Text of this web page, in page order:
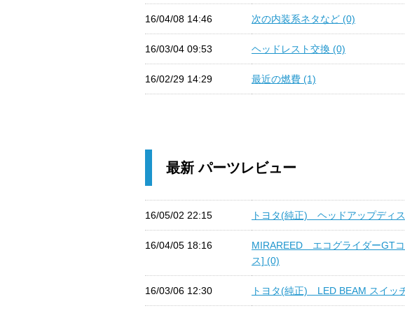
16/04/08 14:46 次の内装系ネタなど (0)
16/03/04 09:53 ヘッドレスト交換 (0)
16/02/29 14:29 最近の燃費 (1)
最新 パーツレビュー
16/05/02 22:15 トヨタ(純正) ヘッドアップディ
16/04/05 18:16
MIRAREED エコグライダーGT
ス] (0)
16/03/06 12:30 トヨタ(純正) LED BEAM スイッ